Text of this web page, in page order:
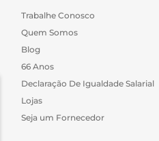
Trabalhe Conosco
Quem Somos
Blog
66 Anos
Declaração De Igualdade Salarial
Lojas
Seja um Fornecedor